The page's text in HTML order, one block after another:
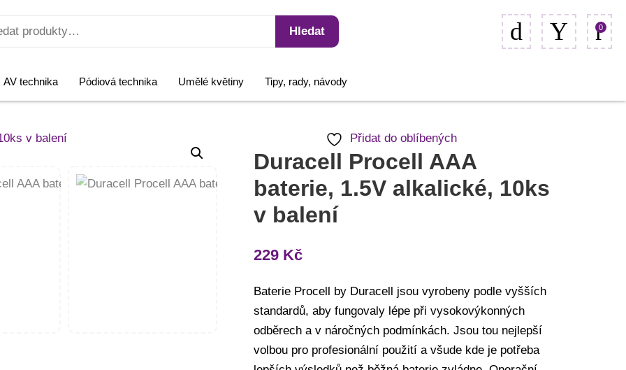
Hledat 0
AV technika Pódiová technika Umělé květiny Tipy, rady, návody
Přidat do oblíbených
Duracell Procell AAA
baterie, 1.5V alkalické, 10ks
v balení
229 Kč
Baterie Procell by Duracell jsou vyrobeny podle vyšších
standardů, aby fungovaly lépe při vysokovýkonných
odběrech a v náročných podmínkách. Jsou tou nejlepší
volbou pro profesionální použití a všude kde je potřeba